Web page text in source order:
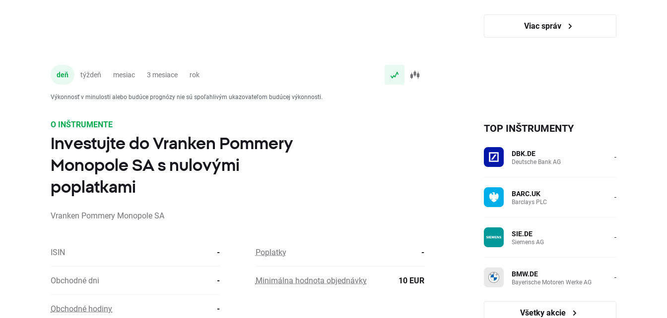
deň týždeň mesiac 3 mesiace rok
Výkonnosť v minulosti alebo budúce prognózy nie sú spoľahlivým ukazovateľom budúcej výkonnosti.
Viac správ
O INŠTRUMENTE
Investujte do Vranken Pommery
Monopole SA s nulovými
poplatkami
Vranken Pommery Monopole SA
ISIN - Poplatky -
Obchodné dni - Minimálna hodnota objednávky 10 EUR
Obchodné hodiny -
TOP INŠTRUMENTY
DBK.DE
Deutsche Bank AG -
BARC.UK
Barclays PLC -
SIE.DE
Siemens AG -
BMW.DE
Bayerische Motoren Werke AG -
Všetky akcie